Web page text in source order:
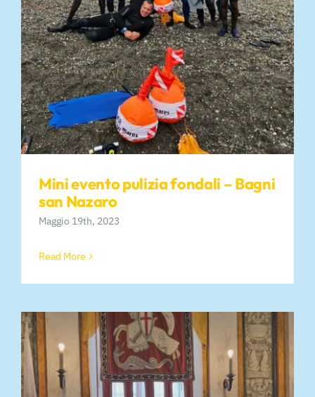
Mini evento pulizia fondali – Bagni
san Nazaro
Maggio 19th, 2023
Read More